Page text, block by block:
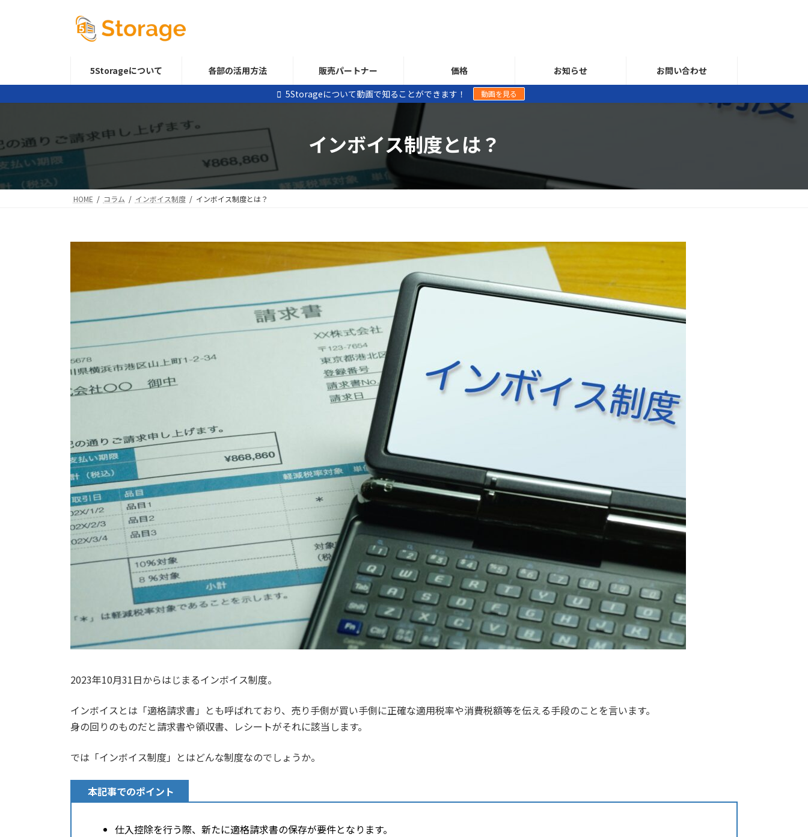
キ
に
5Storageについて 各部の活用方法 販売パートナー 価格 お知らせ
お問い合わせ
5Storageについて動画で知ることができます！
動画を見る
インボイス制度とは？
HOME コラム インボイス制度 インボイス制度とは？
2023年10月31日からはじまるインボイス制度。
インボイスとは「適格請求書」とも呼ばれており、売り手側が買い手側に正確な適用税率や消費税額等を伝える手段のことを言います。
身の回りのものだと請求書や領収書、レシートがそれに該当します。
では「インボイス制度」とはどんな制度なのでしょうか。
本記事でのポイント
仕入控除を行う際、新たに適格請求書の保存が要件となります。